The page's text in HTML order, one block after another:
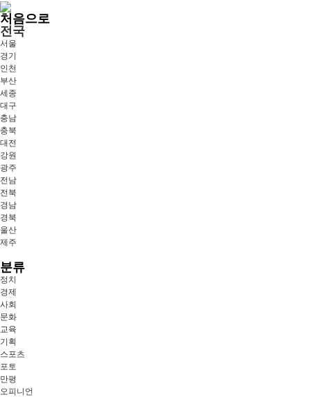
처음으로
전국
서울
경기
인천
부산
세종
대구
충남
충북
대전
강원
광주
전남
전북
경남
경북
울산
제주
분류
정치
경제
사회
문화
교육
기획
스포츠
포토
만평
오피니언